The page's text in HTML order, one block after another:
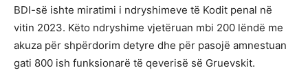
BDI-së ishte miratimi i ndryshimeve të Kodit penal në
vitin 2023. Këto ndryshime vjetëruan mbi 200 lëndë me
akuza për shpërdorim detyre dhe për pasojë amnestuan
gati 800 ish funksionarë të qeverisë së Gruevskit.